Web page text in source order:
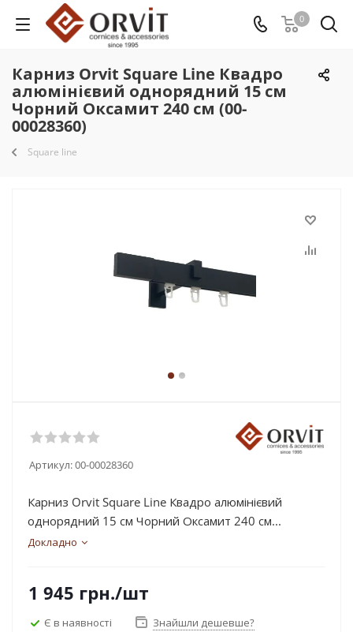
0
Карниз Orvit Square Line Квадро
алюмінієвий однорядний 15 см
Чорний Оксамит 240 см (00-
00028360)
Square line
Артикул:00-00028360
Карниз Orvit Square Line Квадро алюмінієвий
однорядний 15 см Чорний Оксамит 240 см...
Докладно
1 945 грн./шт
Є в наявності Знайшли дешевше?